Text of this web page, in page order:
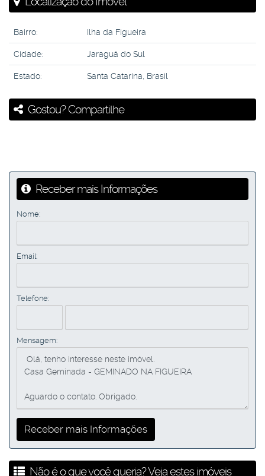
Bairro: Ilha da Figueira
Cidade: Jaraguá do Sul
Estado: Santa Catarina, Brasil
Gostou? Compartilhe
Receber mais Informações
Nome:
Email:
Telefone:
Mensagem:
Não é o que você queria? Veja estes imóveis